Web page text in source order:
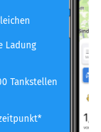
Ladung
Tankstellen